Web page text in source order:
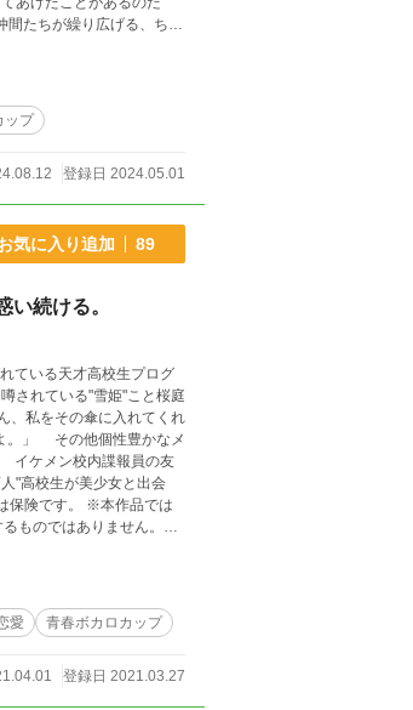
ップ
登録日 2024.05.01
気に入り追加 89
続ける。
されている"雪姫"こと桜庭
なメ
イケメン校内諜報員の友
ものではありません。ま
クヨムと小説家になろう
愛 青春ボカロカップ
登録日 2021.03.27